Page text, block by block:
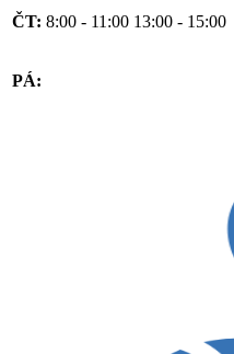
ČT: 8:00 - 11:00 13:00 - 15:00
PÁ: